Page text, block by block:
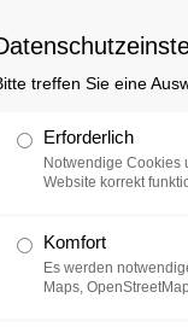
Sammlung
treffen Sie eine
Erforderlich
Notwendige Cookies
Website korrekt
Komfort
Es werden
Maps,